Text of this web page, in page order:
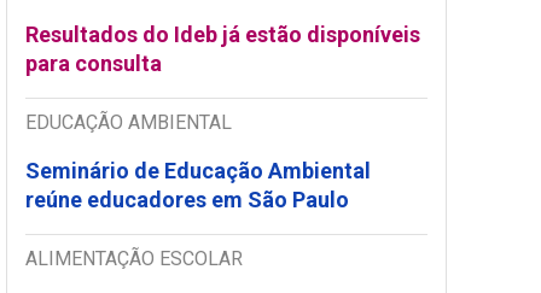
Resultados do Ideb já estão disponíveis
para consulta
EDUCAÇÃO AMBIENTAL
Seminário de Educação Ambiental
reúne educadores em São Paulo
ALIMENTAÇÃO ESCOLAR